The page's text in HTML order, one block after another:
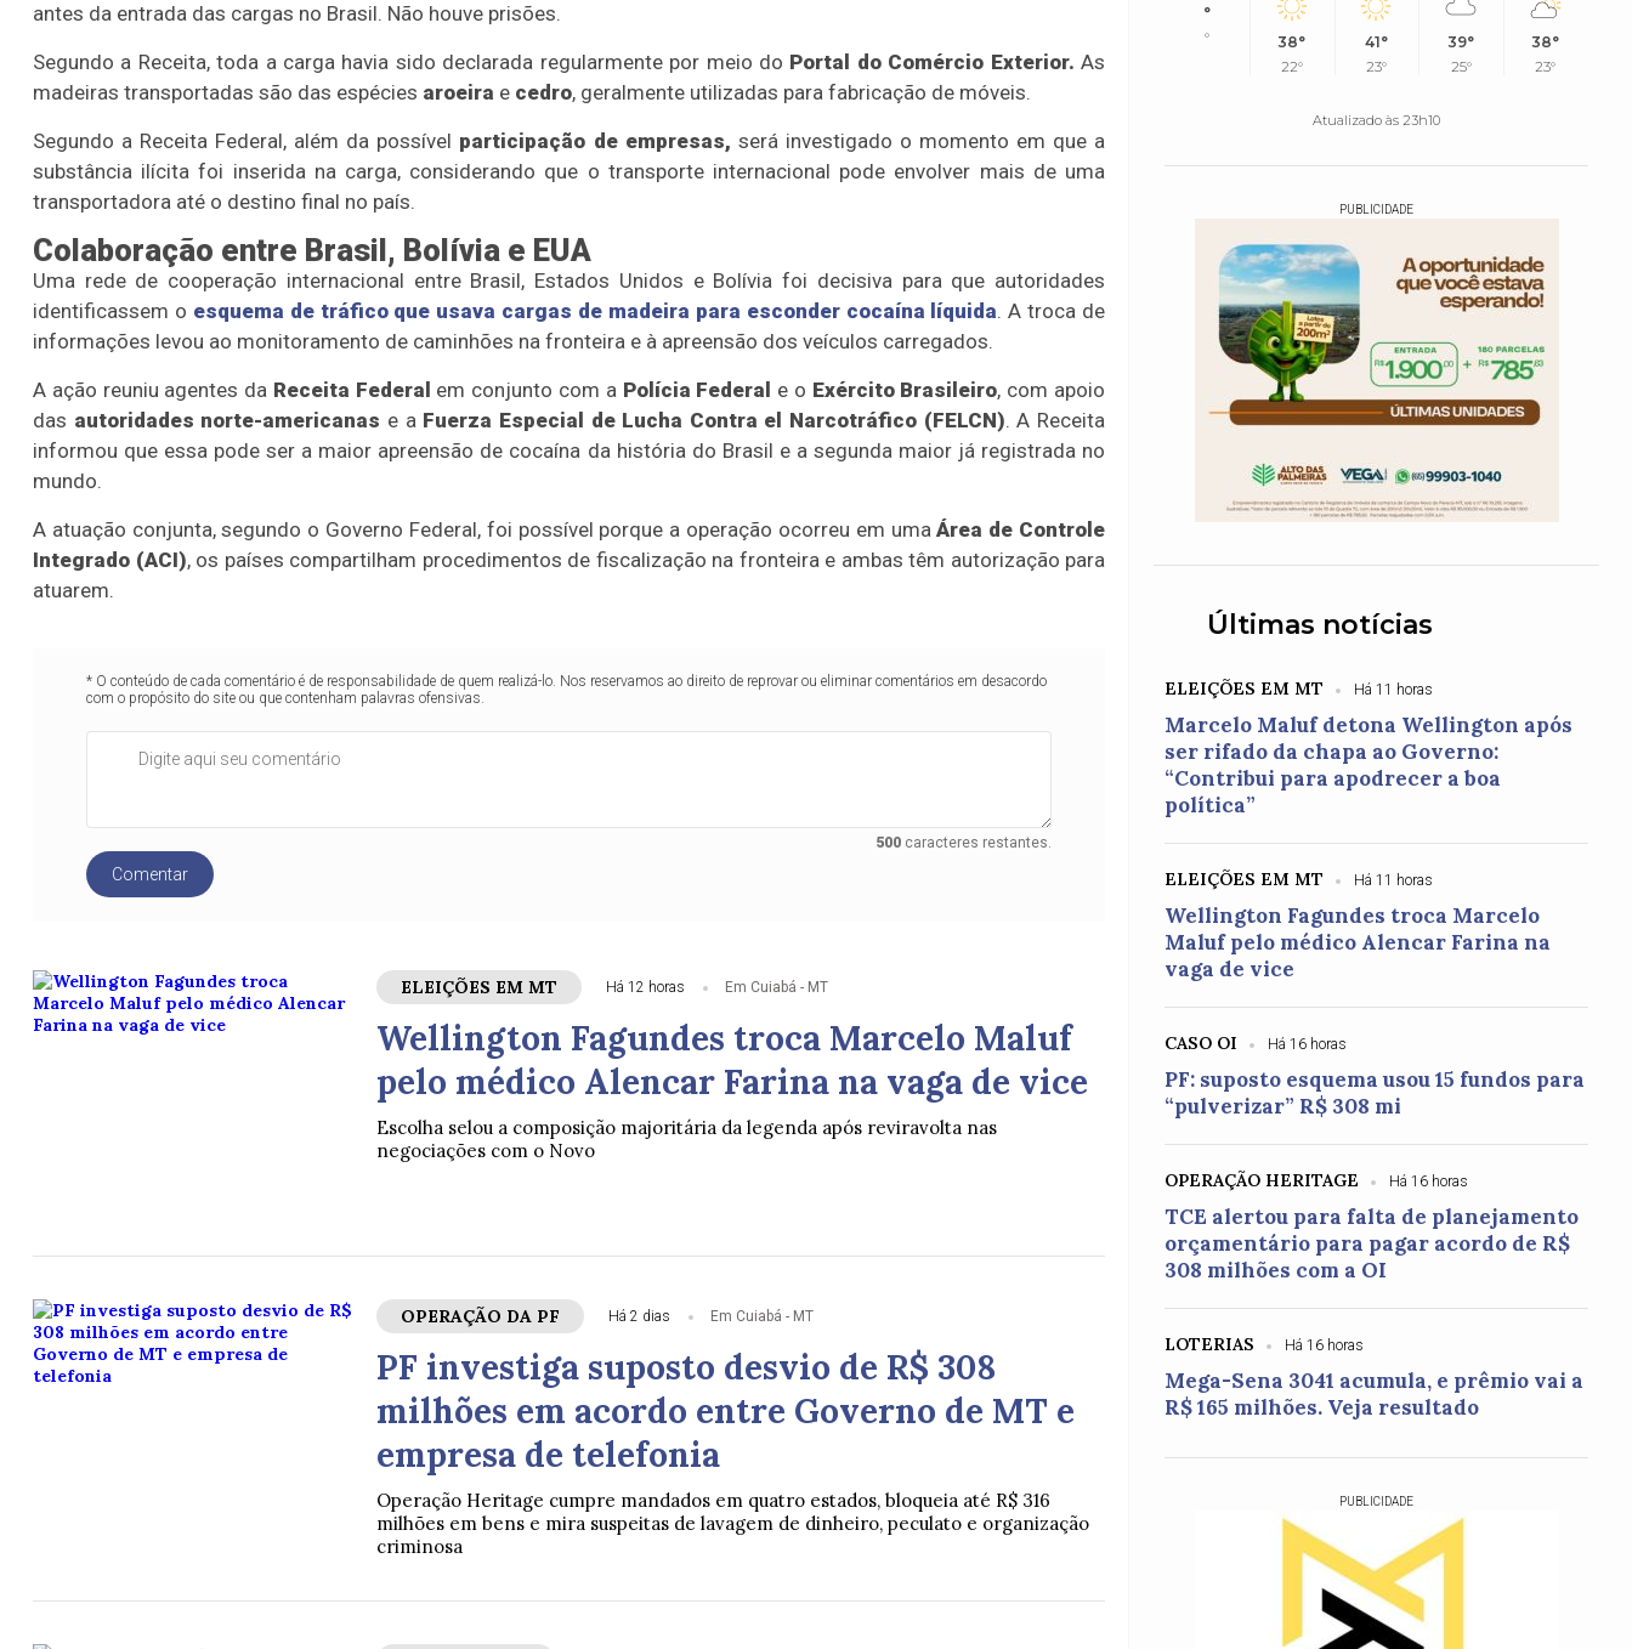
antes da entrada das cargas no Brasil. Não houve prisões.
Segundo a Receita, toda a carga havia sido declarada regularmente por meio do Portal do Comércio Exterior. As
madeiras transportadas são das espécies aroeira e cedro, geralmente utilizadas para fabricação de móveis.
Segundo a Receita Federal, além da possível participação de empresas, será investigado o momento em que a
substância ilícita foi inserida na carga, considerando que o transporte internacional pode envolver mais de uma
transportadora até o destino final no país.
Colaboração entre Brasil, Bolívia e EUA
Uma rede de cooperação internacional entre Brasil, Estados Unidos e Bolívia foi decisiva para que autoridades
identificassem o esquema de tráfico que usava cargas de madeira para esconder cocaína líquida. A troca de
informações levou ao monitoramento de caminhões na fronteira e à apreensão dos veículos carregados.
A ação reuniu agentes da Receita Federal em conjunto com a Polícia Federal e o Exército Brasileiro, com apoio
das autoridades norte-americanas e a Fuerza Especial de Lucha Contra el Narcotráfico (FELCN). A Receita
informou que essa pode ser a maior apreensão de cocaína da história do Brasil e a segunda maior já registrada no
mundo.
A atuação conjunta, segundo o Governo Federal, foi possível porque a operação ocorreu em umaÁrea de Controle
Integrado (ACI), os países compartilham procedimentos de fiscalização na fronteira e ambas têm autorização para
atuarem.
* O conteúdo de cada comentário é de responsabilidade de quem realizá-lo. Nos reservamos ao direito de reprovar ou eliminar comentários em desacordo
com o propósito do site ou que contenham palavras ofensivas.
500caracteres restantes.
Comentar
ELEIÇÕES EM MT Há 12 horas Em Cuiabá - MT
Wellington Fagundes troca Marcelo Maluf
pelo médico Alencar Farina na vaga de vice
Escolha selou a composição majoritária da legenda após reviravolta nas
negociações com o Novo
OPERAÇÃO DA PF Há 2 dias Em Cuiabá - MT
PF investiga suposto desvio de R$ 308
milhões em acordo entre Governo de MT e
empresa de telefonia
Operação Heritage cumpre mandados em quatro estados, bloqueia até R$ 316
milhões em bens e mira suspeitas de lavagem de dinheiro, peculato e organização
criminosa
°
°
38°
22°
41°
23°
39°
25°
38°
23°
Atualizado às 23h10
PUBLICIDADE
Últimas notícias
ELEIÇÕES EM MT Há 11 horas
Marcelo Maluf detona Wellington após
ser rifado da chapa ao Governo:
“Contribui para apodrecer a boa
política”
ELEIÇÕES EM MT Há 11 horas
Wellington Fagundes troca Marcelo
Maluf pelo médico Alencar Farina na
vaga de vice
CASO OI Há 16 horas
PF: suposto esquema usou 15 fundos para
“pulverizar” R$ 308 mi
OPERAÇÃO HERITAGE Há 16 horas
TCE alertou para falta de planejamento
orçamentário para pagar acordo de R$
308 milhões com a OI
LOTERIAS Há 16 horas
Mega-Sena 3041 acumula, e prêmio vai a
R$ 165 milhões. Veja resultado
PUBLICIDADE